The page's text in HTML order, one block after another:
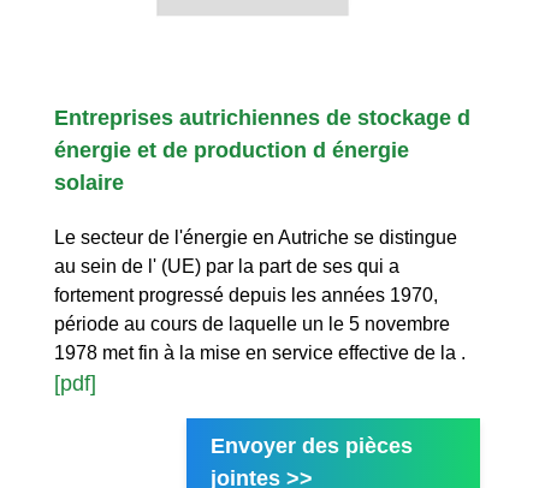
Entreprises autrichiennes de stockage d
énergie et de production d énergie
solaire
Le secteur de l'énergie en Autriche se distingue
au sein de l' (UE) par la part de ses qui a
fortement progressé depuis les années 1970,
période au cours de laquelle un le 5 novembre
1978 met fin à la mise en service effective de la .
[pdf]
Envoyer des pièces
jointes >>